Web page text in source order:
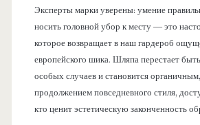
Эксперты марки уверены: умение
носить головной убор к месту — это
которое возвращает в наш гардероб
европейского шика. Шляпа перестает
особых случаев и становится
продолжением повседневного стиля,
кто ценит эстетическую законченность